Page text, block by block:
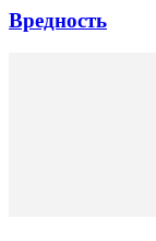
Вредность